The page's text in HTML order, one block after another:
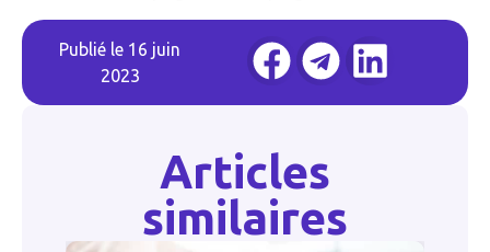
Publié le 16 juin
2023
Articles
similaires